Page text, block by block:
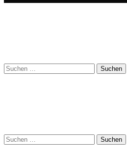
Suchen
nach:
Suchen
nach: